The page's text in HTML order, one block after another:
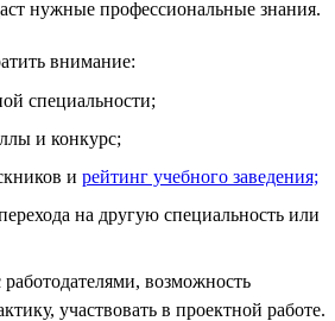
нужные профессиональные знания.
внимание:
специальности;
и конкурс;
и рейтинг учебного заведения;
на другую специальность или
работодателями, возможность
участвовать в проектной работе.